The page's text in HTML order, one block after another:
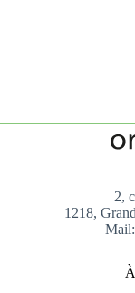
2,
1218,